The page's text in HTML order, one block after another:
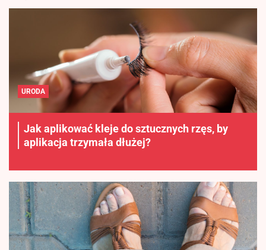
URODA
Jak aplikować kleje do sztucznych rzęs, by
aplikacja trzymała dłużej?